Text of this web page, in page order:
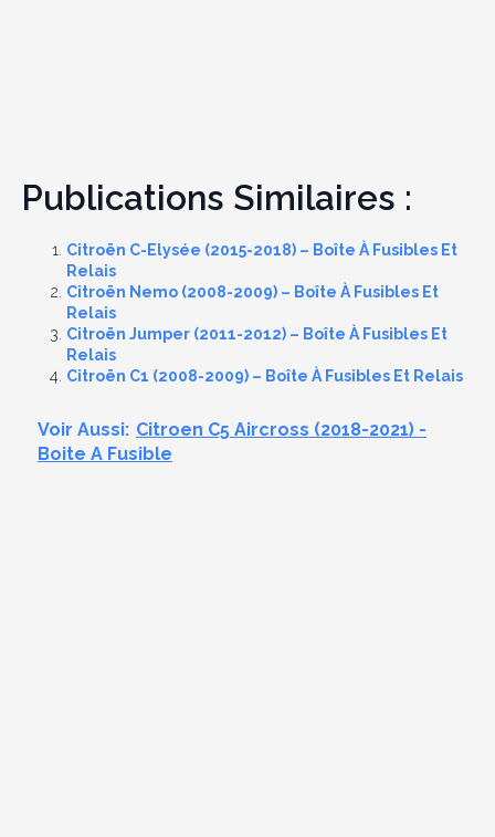
Publications Similaires :
Citroën C-Elysée (2015-2018) – Boîte À Fusibles Et
Relais
Citroën Nemo (2008-2009) – Boîte À Fusibles Et
Relais
Citroën Jumper (2011-2012) – Boîte À Fusibles Et
Relais
Citroën C1 (2008-2009) – Boîte À Fusibles Et Relais
Voir Aussi: Citroen C5 Aircross (2018-2021) -
Boite A Fusible